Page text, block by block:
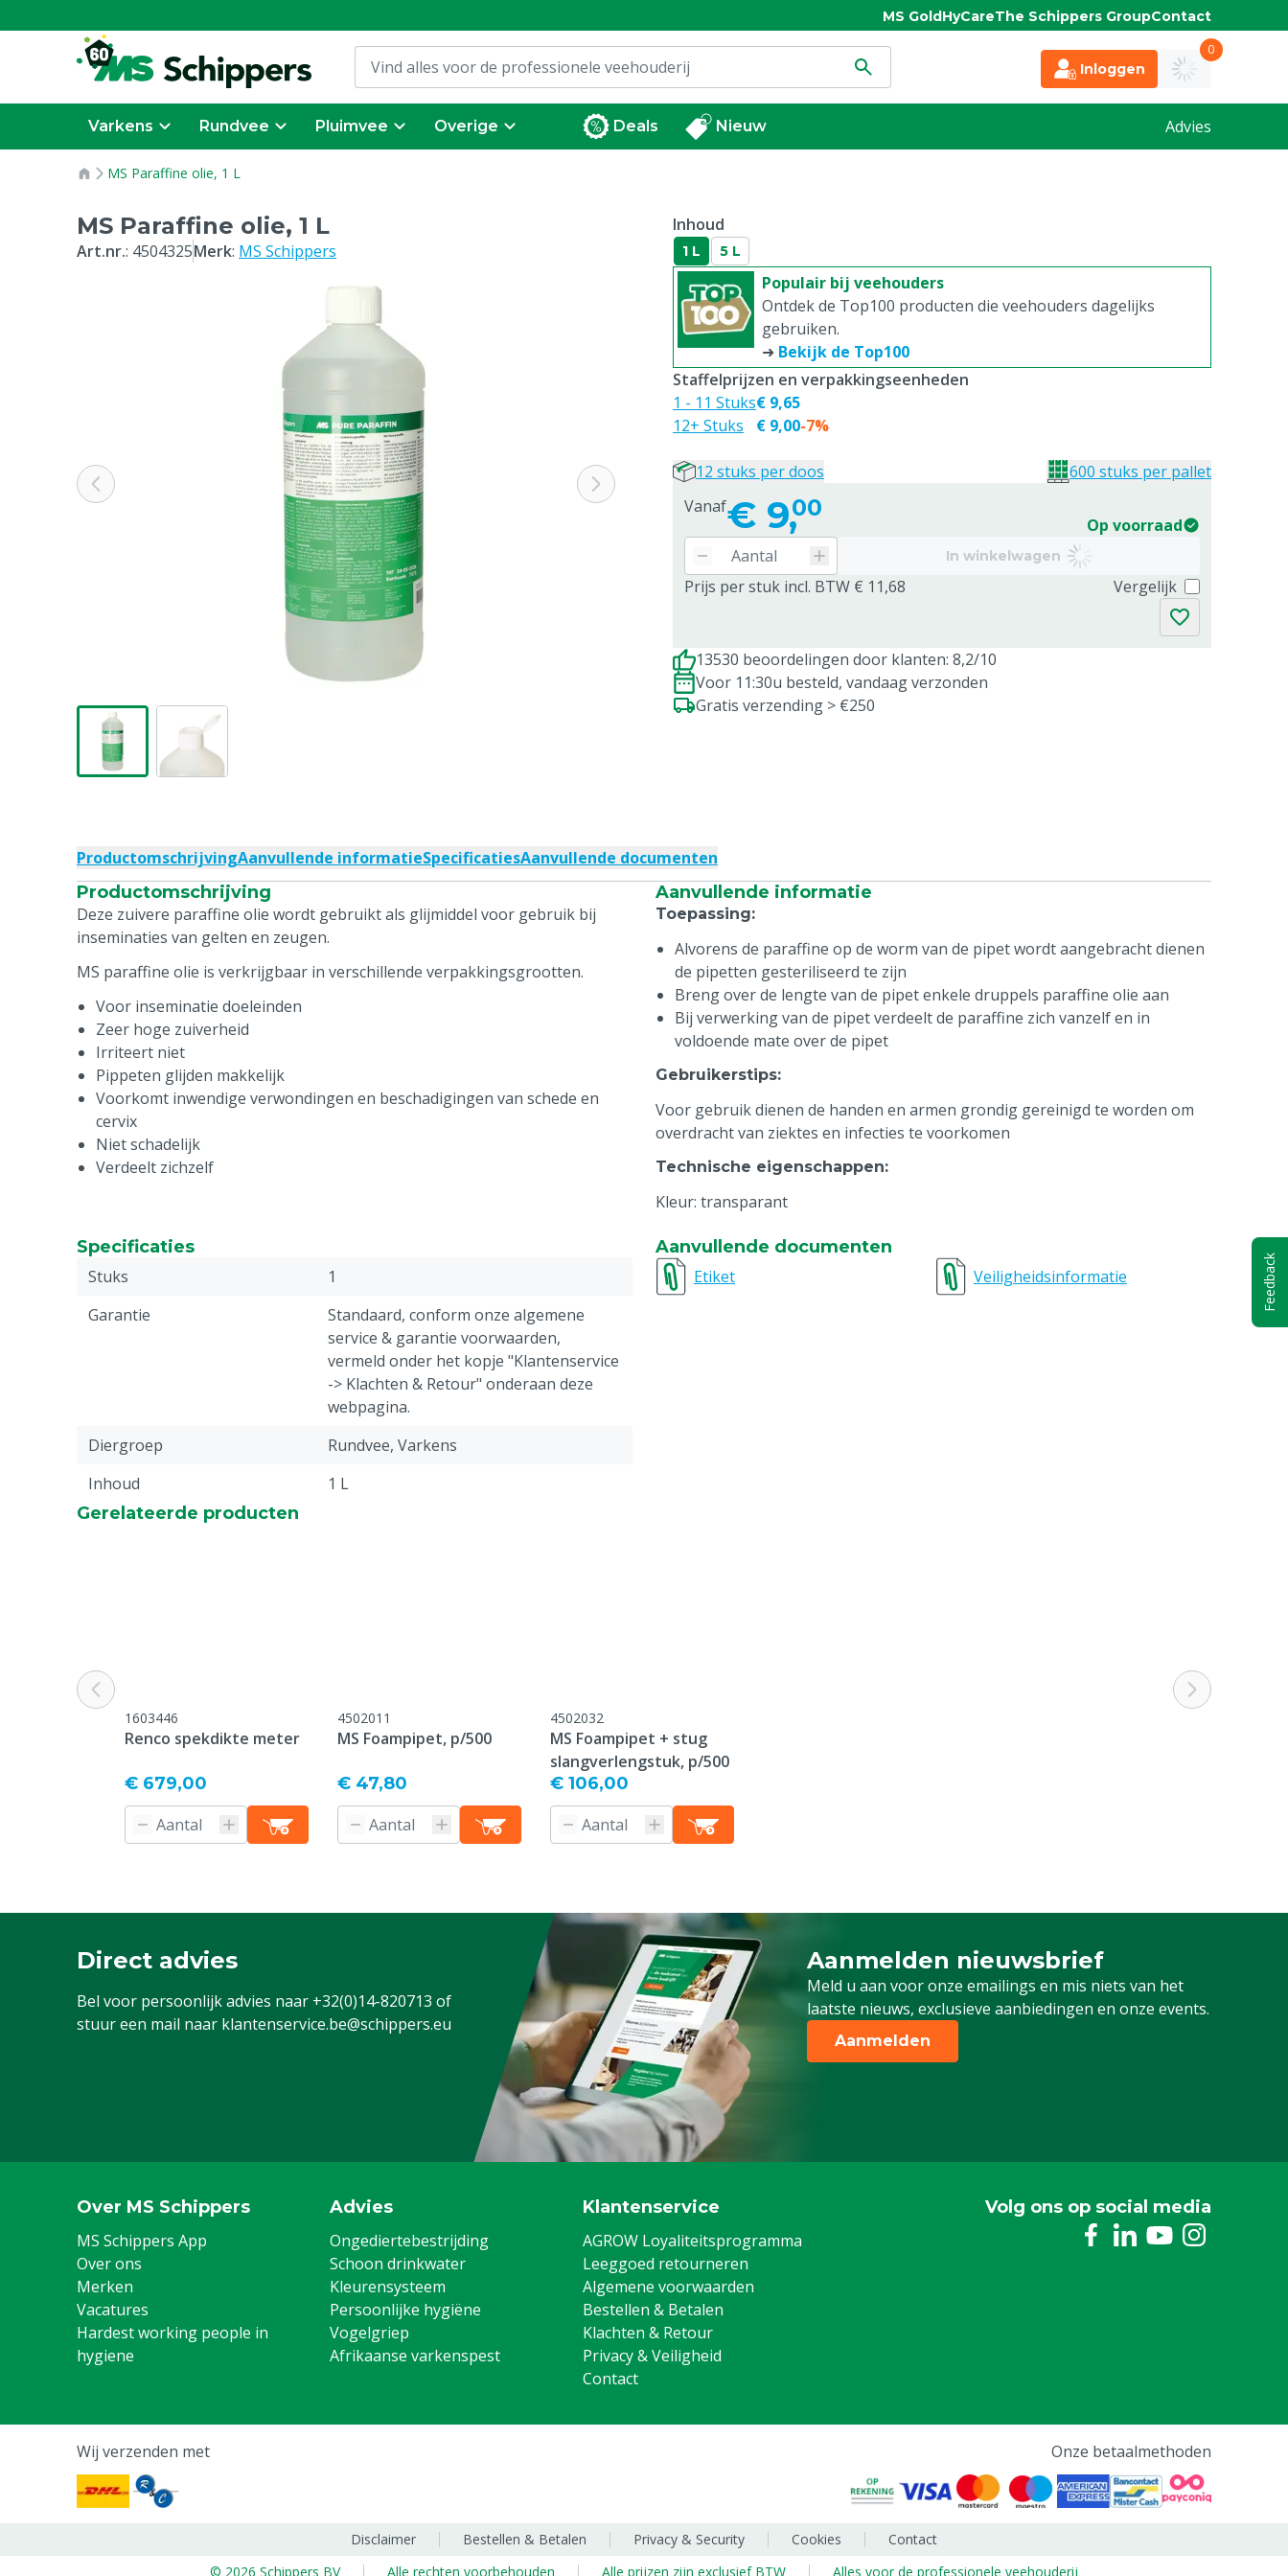
MS GoldHyCareThe Schippers GroupContact
Inloggen
0
Varkens Rundvee Pluimvee Overige Deals Nieuw Advies
MS Paraffine olie, 1 L
MS Paraffine olie, 1 L
Art.nr.: 4504325Merk: MS Schippers
Inhoud
1 L 5 L
Populair bij veehouders
Ontdek de Top100 producten die veehouders dagelijks
gebruiken.
➜ Bekijk de Top100
Vanaf€ 9,00
Op voorraad
In winkelwagen
Prijs per stuk incl. BTW € 11,68 Vergelijk
Staffelprijzen en verpakkingseenheden
1 - 11 Stuks
12+ Stuks
€ 9,65
€ 9,00-7%
12 stuks per doos 600 stuks per pallet
13530 beoordelingen door klanten: 8,2/10
Voor 11:30u besteld, vandaag verzonden
Gratis verzending > €250
ProductomschrijvingAanvullende informatieSpecificatiesAanvullende documenten
Productomschrijving
Deze zuivere paraffine olie wordt gebruikt als glijmiddel voor gebruik bij
inseminaties van gelten en zeugen.
MS paraffine olie is verkrijgbaar in verschillende verpakkingsgrootten.
Voor inseminatie doeleinden
Zeer hoge zuiverheid
Irriteert niet
Pippeten glijden makkelijk
Voorkomt inwendige verwondingen en beschadigingen van schede en
cervix
Niet schadelijk
Verdeelt zichzelf
Aanvullende informatie
Toepassing:
Alvorens de paraffine op de worm van de pipet wordt aangebracht dienen
de pipetten gesteriliseerd te zijn
Breng over de lengte van de pipet enkele druppels paraffine olie aan
Bij verwerking van de pipet verdeelt de paraffine zich vanzelf en in
voldoende mate over de pipet
Gebruikerstips:
Voor gebruik dienen de handen en armen grondig gereinigd te worden om
overdracht van ziektes en infecties te voorkomen
Technische eigenschappen:
Kleur: transparant
Specificaties
Stuks
1
Garantie
Standaard, conform onze algemene
service & garantie voorwaarden,
vermeld onder het kopje "Klantenservice
-> Klachten & Retour" onderaan deze
webpagina.
Diergroep
Rundvee, Varkens
Inhoud
1 L
Aanvullende documenten
Etiket
Veiligheidsinformatie
Gerelateerde producten
1603446
Renco spekdikte meter
€ 679,00
4502011
MS Foampipet, p/500
€ 47,80
4502032
MS Foampipet + stug
slangverlengstuk, p/500
€ 106,00
Direct advies
Bel voor persoonlijk advies naar +32(0)14-820713 of
stuur een mail naar klantenservice.be@schippers.eu
Aanmelden nieuwsbrief
Meld u aan voor onze emailings en mis niets van het
laatste nieuws, exclusieve aanbiedingen en onze events.
Meld u aan voor onze nieuwsbrief
Aanmelden
Over MS Schippers
MS Schippers App
Over ons
Merken
Vacatures
Hardest working people in
hygiene
Advies
Ongediertebestrijding
Schoon drinkwater
Kleurensysteem
Persoonlijke hygiëne
Vogelgriep
Afrikaanse varkenspest
Klantenservice
AGROW Loyaliteitsprogramma
Leeggoed retourneren
Algemene voorwaarden
Bestellen & Betalen
Klachten & Retour
Privacy & Veiligheid
Contact
Volg ons op social media
Wij verzenden met Onze betaalmethoden
Disclaimer Bestellen & Betalen Privacy & Security Cookies
Contact
© 2026 Schippers BV
Alle rechten voorbehouden Alle prijzen zijn exclusief BTW Alles voor de professionele veehouderij
Feedback